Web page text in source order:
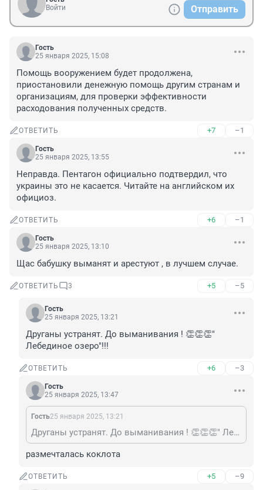
Войти
Отправить
Гость
25 января 2025, 15:08
Помощь вооружением будет продолжена,
приостановили денежную помощь другим странам и
организациям, для проверки эффективности
расходования полученных средств.
ОТВЕТИТЬ +7 –1
Гость
25 января 2025, 13:55
Неправда. Пентагон официально подтвердил, что
украины это не касается. Читайте на английском их
официоз.
ОТВЕТИТЬ +6 –1
Гость
25 января 2025, 13:10
Щас бабушку выманят и арестуют , в лучшем случае.
ОТВЕТИТЬ 3 +5 –5
Гость
25 января 2025, 13:21
Друганы устранят. До выманивания ! 👏👏👏"
Лебединое озеро"!!!
ОТВЕТИТЬ +6 –3
Гость
25 января 2025, 13:47
Гость25 января 2025, 13:21
Друганы устранят. До выманивания ! 👏👏👏" Лебединое озеро"!!!
размечталась коклота
ОТВЕТИТЬ +5 –9